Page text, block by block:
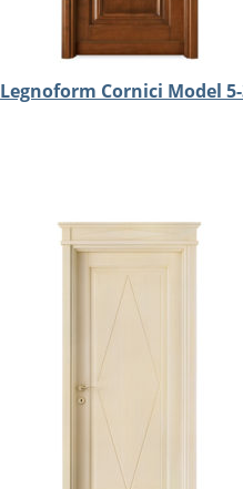
Legnoform Cornici Model